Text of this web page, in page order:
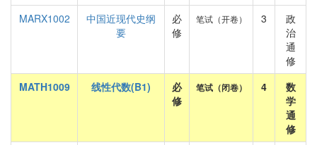
MARX1002
中国近现代史纲
要
必
修
笔试（开卷） 3
政
治
通
修
MATH1009
线性代数(B1)
必
修
笔试（闭卷） 4
数
学
通
修